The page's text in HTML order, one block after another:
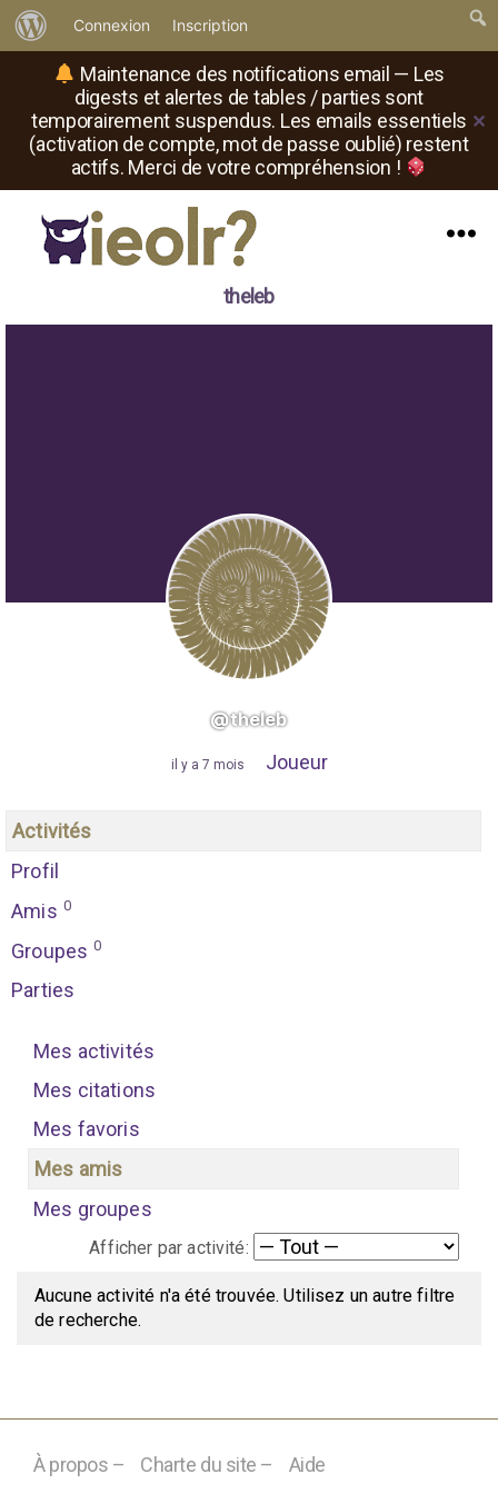
Maintenance des notifications email — Les
digests et alertes de tables / parties sont
temporairement suspendus. Les emails essentiels
(activation de compte, mot de passe oublié) restent
actifs. Merci de votre compréhension !
✕
propos
de
WordPress
Connexion Inscription
où
theleb
@theleb
il y a 7 mois Joueur
Activités
Profil
Amis 0
Groupes 0
Parties
Mes activités
Mes citations
Mes favoris
Mes amis
Mes groupes
Afficher par activité:
Aucune activité n'a été trouvée. Utilisez un autre filtre
de recherche.
À propos – Charte du site – Aide